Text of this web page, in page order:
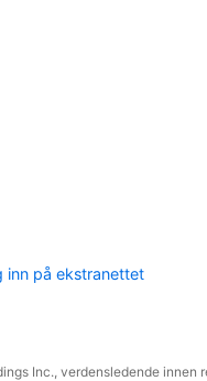
inn på ekstranettet
Inc., verdensledende innen